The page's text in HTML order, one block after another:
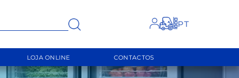
LOJA ONLINE CONTACTOS